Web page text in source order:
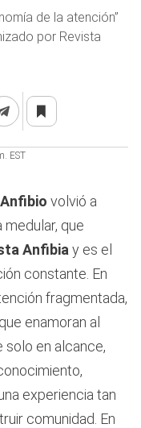
de la atención”
por Revista
EST
volvió a
que
Anfibia y es el
constante. En
fragmentada,
enamoran al
solo en alcance,
experiencia tan
comunidad. En